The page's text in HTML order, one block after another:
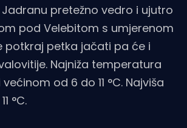
pretežno vedro i ujutro
pod Velebitom s umjerenom
potkraj petka jačati pa će i
Najniža temperatura
od 6 do 11 °C. Najviša
°C.